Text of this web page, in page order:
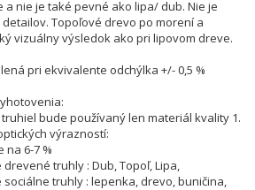
a nie je také pevné ako lipa/ dub. Nie je
Topoľové drevo po morení a
vizuálny výsledok ako pri lipovom dreve.
pri ekvivalente odchýlka +/- 0,5 %
bude používaný len materiál kvality 1.
výrazností:
na 6-7 %
truhly : Dub, Topoľ, Lipa,
truhly : lepenka, drevo, buničina,